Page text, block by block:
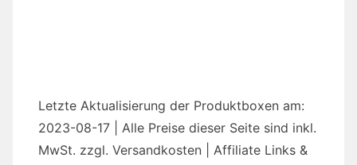
Letzte Aktualisierung der Produktboxen am:
2023-08-17 | Alle Preise dieser Seite sind inkl.
MwSt. zzgl. Versandkosten | Affiliate Links &